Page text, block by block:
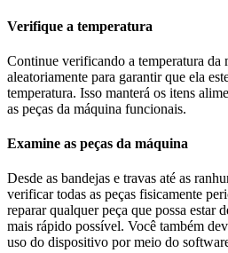
Verifique a temperatura
Continue verificando a temperatura da
aleatoriamente para garantir que ela
temperatura. Isso manterá os itens
as peças da máquina funcionais.
Examine as peças da máquina
Desde as bandejas e travas até as
verificar todas as peças fisicamente
reparar qualquer peça que possa estar
mais rápido possível. Você também
uso do dispositivo por meio do